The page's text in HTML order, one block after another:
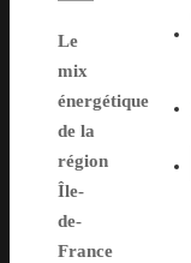
Le
mix
énergétique
de la
région
Île-
de-
France